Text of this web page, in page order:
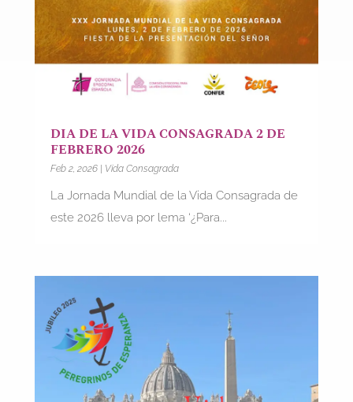
DIA DE LA VIDA CONSAGRADA 2 DE
FEBRERO 2026
Feb 2, 2026| Vida Consagrada
La Jornada Mundial de la Vida Consagrada de
este 2026 lleva por lema ‘¿Para...